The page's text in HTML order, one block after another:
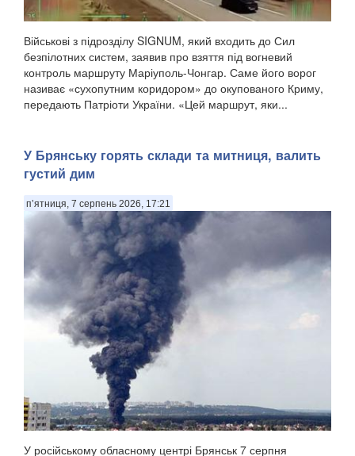
Військові з підрозділу SIGNUM, який входить до Сил
безпілотних систем, заявив про взяття під вогневий
контроль маршруту Маріуполь-Чонгар. Саме його ворог
називає «сухопутним коридором» до окупованого Криму,
передають Патріоти України. «Цей маршрут, яки...
​У Брянську горять склади та митниця, валить
густий дим
п’ятниця, 7 серпень 2026, 17:21
У російському обласному центрі Брянськ 7 серпня